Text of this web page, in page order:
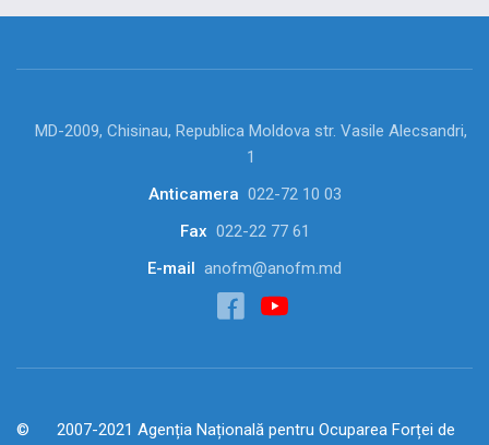
MD-2009, Chisinau, Republica Moldova str. Vasile Alecsandri,
1
Anticamera 022-72 10 03
Fax 022-22 77 61
E-mail anofm@anofm.md
2007-2021 Agenția Națională pentru Ocuparea Forței de